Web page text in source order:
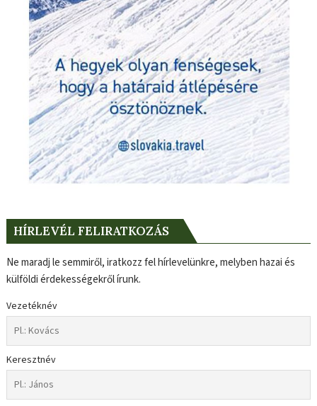
HÍRLEVÉL FELIRATKOZÁS
Ne maradj le semmiről, iratkozz fel hírlevelünkre, melyben hazai és
külföldi érdekességekről írunk.
Vezetéknév
Keresztnév